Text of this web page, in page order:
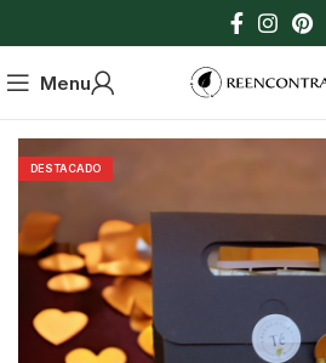
Menu
DESTACADO